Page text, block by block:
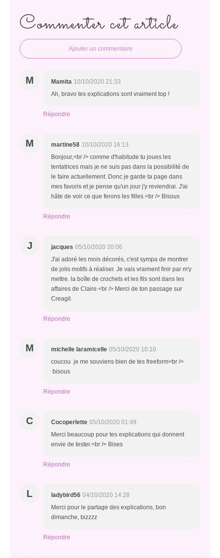
Commenter cet article
Ajouter un commentaire
M Mamita 10/10/2020 21:33
Ah, bravo tes explications sont vraiment top !
Répondre
M martine58 10/10/2020 16:13
Bonjour,<br /> comme d'habitude tu joues les
tentatrices mais je ne suis pas dans la possibilité de
le faire actuellement. Donc je garde ta page dans
mes favoris et je pense qu'un jour j'y reviendrai. J'ai
hâte de voir ce que ferons les filles.<br /> Bisous
Répondre
J jacques 05/10/2020 20:06
J'ai adoré les mois décorés, c'est sympa de montrer
de jolis motifs à réaliser. Je vais vraiment finir par m'y
mettre. la boîte de crochets et les fils sont dans les
affaires de Claire.<br /> Merci de ton passage sur
Creagil.
Répondre
M michelle laramicelle 05/10/2020 10:10
coucou je me souviens bien de tes freeform<br />
bisous
Répondre
C Cocoperlette 05/10/2020 01:49
Merci beaucoup pour tes explications qui donnent
envie de tester.<br /> Bises
Répondre
L ladybird56 04/10/2020 14:28
Merci pour le partage des explications, bon
dimanche, bizzzz
Répondre